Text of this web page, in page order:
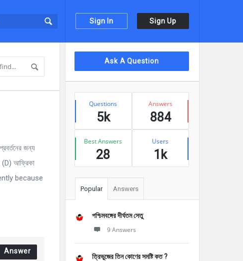
Sign In Sign Up
জন্য
(D) আফ্রিকা
because
Answer
Sidebar
Ask A Question
StatsQuestions
5k
Answers
884
Best Answers
28
Users
1k
Popular Answers
পশ্চিমবঙ্গের দীর্ঘতম সেতু
9 Answers
ত্রিভুজের তিন কোণের সমষ্টি কত ?